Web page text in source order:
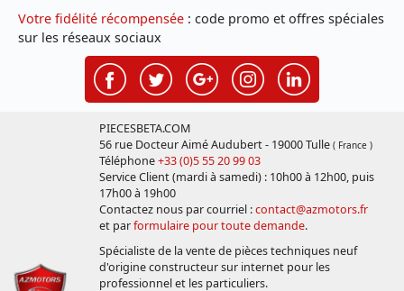
Votre fidélité récompensée : code promo et offres spéciales
sur les réseaux sociaux
PIECESBETA.COM
56 rue Docteur Aimé Audubert - 19000 Tulle ( France )
Téléphone+33 (0)5 55 20 99 03
Service Client (mardi à samedi) : 10h00 à 12h00, puis
17h00 à 19h00
Contactez nous par courriel :contact@azmotors.fr
et parformulaire pour toute demande.
Spécialiste de la vente de pièces techniques neuf
d'origine constructeur sur internet pour les
professionnel et les particuliers.